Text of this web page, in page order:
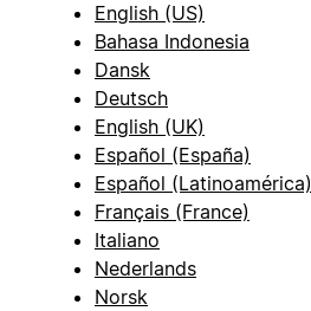
English (US)
Bahasa Indonesia
Dansk
Deutsch
English (UK)
Español (España)
Español (Latinoamérica)
Français (France)
Italiano
Nederlands
Norsk